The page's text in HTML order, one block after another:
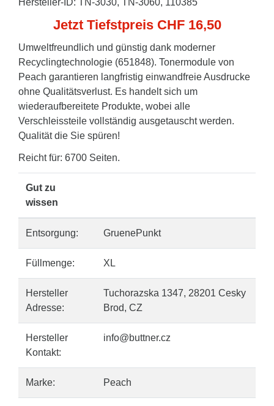
Hersteller-ID: TN-3030, TN-3060, 110385
Jetzt Tiefstpreis CHF 16,50
Umweltfreundlich und günstig dank moderner
Recyclingtechnologie (651848). Tonermodule von
Peach garantieren langfristig einwandfreie Ausdrucke
ohne Qualitätsverlust. Es handelt sich um
wiederaufbereitete Produkte, wobei alle
Verschleissteile vollständig ausgetauscht werden.
Qualität die Sie spüren!
Reicht für: 6700 Seiten.
Gut zu
wissen
Entsorgung: GruenePunkt
Füllmenge: XL
Hersteller
Adresse:
Tuchorazska 1347, 28201 Cesky
Brod, CZ
Hersteller
Kontakt:
info@buttner.cz
Marke: Peach